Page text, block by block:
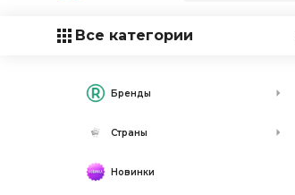
Все категории
Бренды
Страны
Новинки